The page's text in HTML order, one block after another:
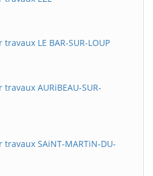
LE BAR-SUR-LOUP
AURiBEAU-SUR-
SAiNT-MARTiN-DU-